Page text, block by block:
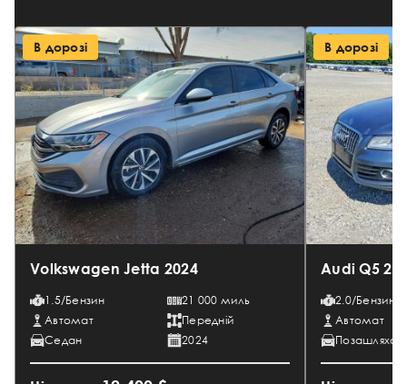
В дорозі
Volkswagen Jetta 2024
1.5/Бензин
21 000 миль
Автомат
Передній
Седан
2024
В дорозі
Audi Q5
2.0/Бензин
Автомат